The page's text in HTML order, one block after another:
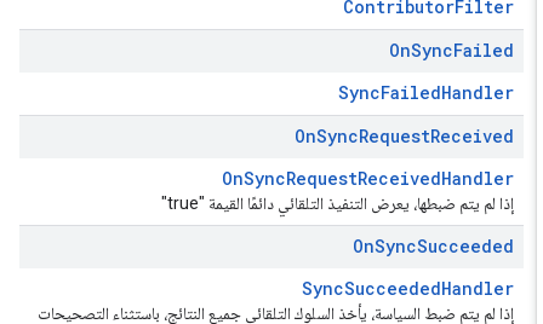
ContributorFilter
OnSyncFailed
SyncFailedHandler
OnSyncRequestReceived
OnSyncRequestReceivedHandler
إذا لم يتم ضبطها، يعرض التنفيذ التلقائي دائمًا القيمة "true"
OnSyncSucceeded
SyncSucceededHandler
إذا لم يتم ضبط السياسة، يأخذ السلوك التلقائي جميع النتائج، باستثناء التصحيحات